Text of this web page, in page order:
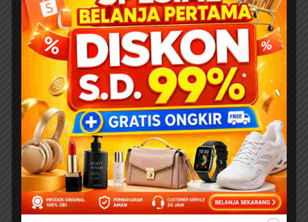
dan Rasul
Pahala Sedekah jariyah
ebook PDF “Kisah...
Download 400 Judul Ebook
Anak Isi 10+ Ribu Halaman
PDF Karya Kak Nurul Ihsan
DOWNLOAD EBOOK
ANAK DENGAN DONASI...
Daftar Anggota Elibrary.id
Daftar di sini Salam Sahabat
elibrary.id...
Mengenal Jenis Kaki
Binatang: Petualangan Rara
di Hutan Ajaib
DOWNLOAD PAKET 1001